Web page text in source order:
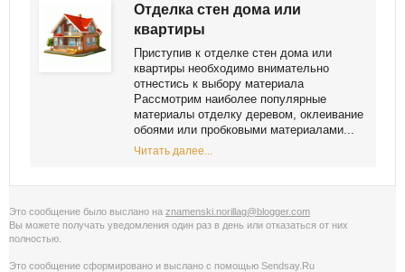
Отделка стен дома или
квартиры
Приступив к отделке стен дома или
квартиры необходимо внимательно
отнестись к выбору материала
Рассмотрим наиболее популярные
материалы отделку деревом, оклеивание
обоями или пробковыми материалами...
Читать далее...
Это сообщение было выслано на znamenski.norillag@blogger.com
Вы можете получать уведомления один раз в день или отказаться от них
полностью
Это сообщение сформировано и выслано с помощью Sendsay.Ru